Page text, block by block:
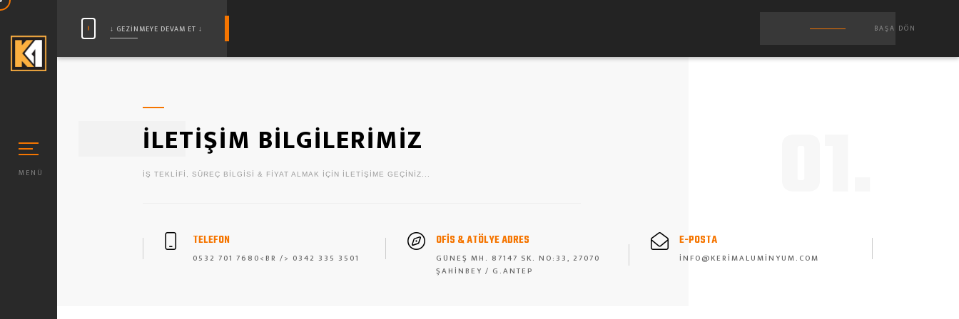
MENÜ
↓ GEZINMEYE DEVAM ET ↓ BAŞA DÖN
İLETİŞİM BİLGİLERİMİZ
İŞ TEKLIFI, SÜREÇ BILGISI & FIYAT ALMAK IÇIN ILETIŞIME GEÇINIZ...
TELEFON
0532 701 7680<BR /> 0342 335 3501
OFIS & ATÖLYE ADRES
GÜNEŞ MH. 87147 SK. NO:33, 27070
ŞAHİNBEY / G.ANTEP
E-POSTA
INFO@KERIMALUMINYUM.COM